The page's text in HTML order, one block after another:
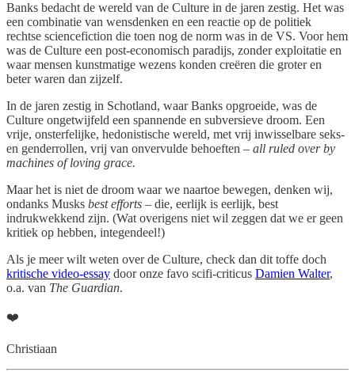
Banks bedacht de wereld van de Culture in de jaren zestig. Het was
een combinatie van wensdenken en een reactie op de politiek
rechtse sciencefiction die toen nog de norm was in de VS. Voor hem
was de Culture een post-economisch paradijs, zonder exploitatie en
waar mensen kunstmatige wezens konden creëren die groter en
beter waren dan zijzelf.
In de jaren zestig in Schotland, waar Banks opgroeide, was de
Culture ongetwijfeld een spannende en subversieve droom. Een
vrije, onsterfelijke, hedonistische wereld, met vrij inwisselbare seks-
en genderrollen, vrij van onvervulde behoeften – all ruled over by
machines of loving grace.
Maar het is niet de droom waar we naartoe bewegen, denken wij,
ondanks Musks best efforts – die, eerlijk is eerlijk, best
indrukwekkend zijn. (Wat overigens niet wil zeggen dat we er geen
kritiek op hebben, integendeel!)
Als je meer wilt weten over de Culture, check dan dit toffe doch
kritische video-essay door onze favo scifi-criticus Damien Walter,
o.a. van The Guardian.
❤️
Christiaan